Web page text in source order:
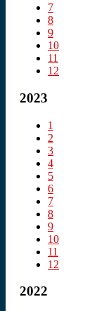
7
8
9
10
11
12
2023
1
2
3
4
5
6
7
8
9
10
11
12
2022